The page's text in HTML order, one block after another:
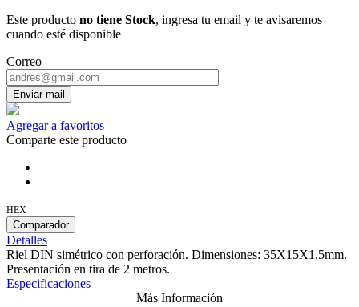
Este producto no tiene Stock, ingresa tu email y te avisaremos
cuando esté disponible
Correo
Enviar mail
Agregar a favoritos
Comparte este producto
HEX
Comparador
Detalles
Riel DIN simétrico con perforación. Dimensiones: 35X15X1.5mm.
Presentación en tira de 2 metros.
Especificaciones
Más Información